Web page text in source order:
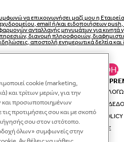
να επικοινωνήσει μαζί μου η
email ή/και ειδοποιήσεων push,
ανταλλαγής μηνυμάτων για κινητά
διανομή πληροφοριών,
αποστολή ενημερωτικά δελτία
ΚΆΝΕ ΕΓΓΡΑΦΉ.
ΕΣΥ ΚΑΙ Η
ΟΔΗΓΟΊ
ΠΡΟΣΤΑΣΊΑ
VIP CLUB POLICY
RECYCLE.ME
cookie (marketing,
και τρίτων μερών, για την
προσωποποιημένων
προτιμήσεις σου και με σκοπό
σου στον ιστότοπο.
όλων» συμφωνείς στην